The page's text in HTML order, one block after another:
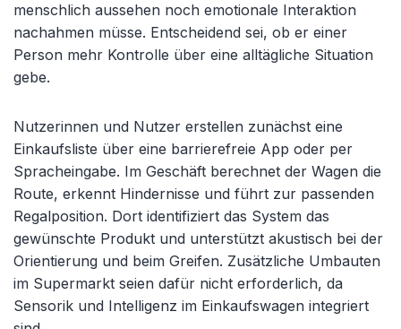
menschlich aussehen noch emotionale Interaktion
nachahmen müsse. Entscheidend sei, ob er einer
Person mehr Kontrolle über eine alltägliche Situation
gebe.
Nutzerinnen und Nutzer erstellen zunächst eine
Einkaufsliste über eine barrierefreie App oder per
Spracheingabe. Im Geschäft berechnet der Wagen die
Route, erkennt Hindernisse und führt zur passenden
Regalposition. Dort identifiziert das System das
gewünschte Produkt und unterstützt akustisch bei der
Orientierung und beim Greifen. Zusätzliche Umbauten
im Supermarkt seien dafür nicht erforderlich, da
Sensorik und Intelligenz im Einkaufswagen integriert